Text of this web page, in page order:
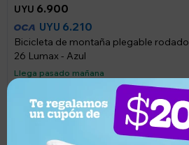
UYU 6.900
UYU 6.210
Bicicleta de montaña plegable rodado
26 Lumax - Azul
Llega pasado mañana